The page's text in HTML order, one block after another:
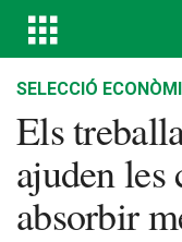
SELECCIÓ
Els
ajuden les
absorbir